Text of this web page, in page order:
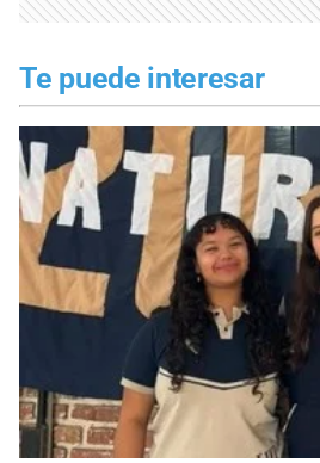
Te puede interesar